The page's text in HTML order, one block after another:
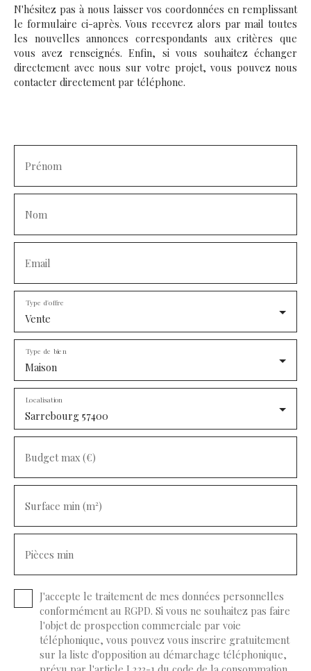
41. 10. 25
N'hésitez pas à nous laisser vos coordonnées en remplissant
le formulaire ci-après. Vous recevrez alors par mail toutes
les nouvelles annonces correspondants aux critères que
vous avez renseignés. Enfin, si vous souhaitez échanger
directement avec nous sur votre projet, vous pouvez nous
contacter directement par téléphone.
Prénom
Nom
Email
Vente
Type d'offre
Maison
Type de bien
Sarrebourg 57400
Localisation
Budget max (€)
Surface min (m²)
Pièces min
J'accepte le traitement de mes données personnelles
conformément au RGPD. Si vous ne souhaitez pas faire
l'objet de prospection commerciale par voie
téléphonique, vous pouvez vous inscrire gratuitement
sur la liste d'opposition au démarchage téléphonique,